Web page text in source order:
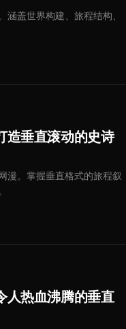
盖世界构建、旅程结构、
造垂直滚动的史诗
漫。掌握垂直格式的旅程叙
人热血沸腾的垂直